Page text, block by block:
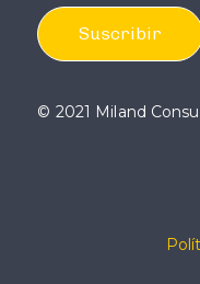
© 2021 Miland